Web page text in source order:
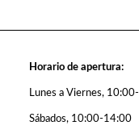
Horario de apertura:
Lunes a Viernes,
Sábados, 10:00-14:00